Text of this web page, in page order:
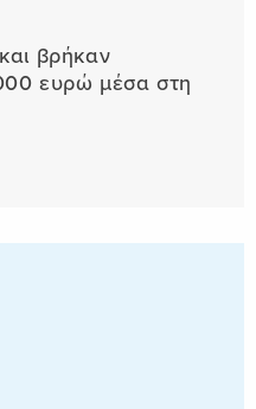
βρήκαν
ευρώ μέσα στη